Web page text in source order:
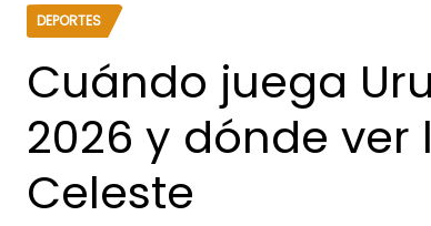
DEPORTES
Cuándo juega
2026 y dónde
Celeste